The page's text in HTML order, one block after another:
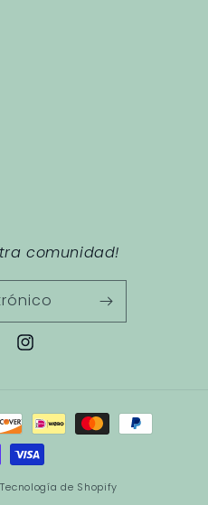
comunidad!
Instagram
Tecnología de Shopify